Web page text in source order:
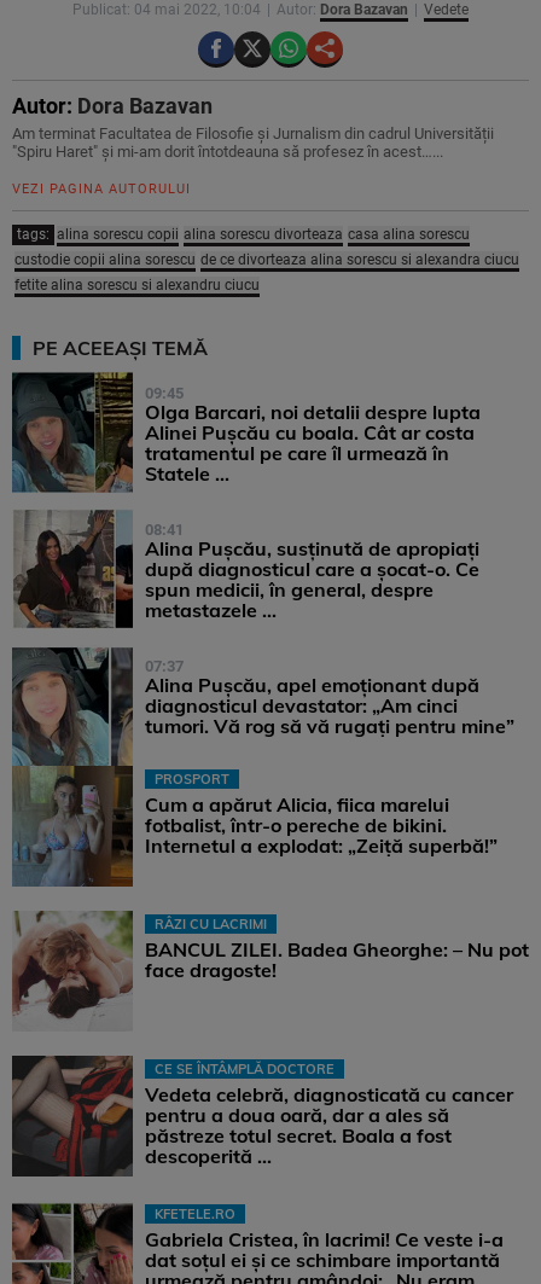
Publicat: 04 mai 2022, 10:04 Autor: Dora Bazavan Vedete
Autor: Dora Bazavan
Am terminat Facultatea de Filosofie și Jurnalism din cadrul Universității
"Spiru Haret" și mi-am dorit întotdeauna să profesez în acest…...
VEZI PAGINA AUTORULUI
tags: alina sorescu copii alina sorescu divorteaza casa alina sorescu
custodie copii alina sorescu de ce divorteaza alina sorescu si alexandra ciucu
fetite alina sorescu si alexandru ciucu
PE ACEEAȘI TEMĂ
09:45
Olga Barcari, noi detalii despre lupta
Alinei Pușcău cu boala. Cât ar costa
tratamentul pe care îl urmează în
Statele ...
08:41
Alina Pușcău, susținută de apropiați
după diagnosticul care a șocat-o. Ce
spun medicii, în general, despre
metastazele ...
07:37
Alina Pușcău, apel emoționant după
diagnosticul devastator: „Am cinci
tumori. Vă rog să vă rugați pentru mine”
PROSPORT
Cum a apărut Alicia, fiica marelui
fotbalist, într-o pereche de bikini.
Internetul a explodat: „Zeiță superbă!”
RÂZI CU LACRIMI
BANCUL ZILEI. Badea Gheorghe: – Nu pot
face dragoste!
CE SE ÎNTÂMPLĂ DOCTORE
Vedeta celebră, diagnosticată cu cancer
pentru a doua oară, dar a ales să
păstreze totul secret. Boala a fost
descoperită ...
KFETELE.RO
Gabriela Cristea, în lacrimi! Ce veste i-a
dat soțul ei și ce schimbare importantă